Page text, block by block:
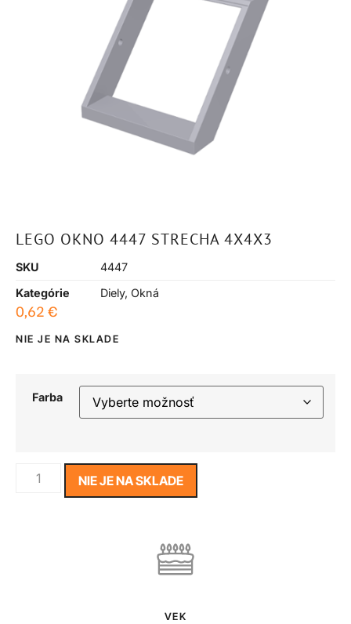
LEGO OKNO 4447 STRECHA 4X4X3
SKU
4447
Kategórie
Diely, Okná
0,62 €
NIE JE NA SKLADE
Farba
NIE JE NA SKLADE
VEK